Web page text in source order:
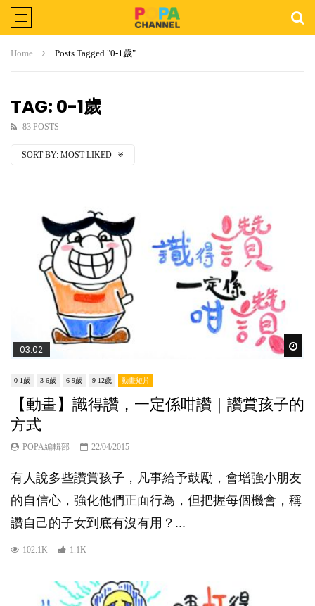
Home Posts Tagged "0-1歲"
TAG: 0-1歲
83 POSTS
SORT BY: MOST LIKED
03:02
0-1歲 3-6歲 6-9歲 9-12歲 動畫短片
【動畫】識得讚，一定係咁讚｜讚賞孩子的
方式
POPA編輯部 22/04/2015
有人說多些讚賞孩子，凡事給予鼓勵，會增強小朋友
的自信心，強化他們正面行為，但把握每個機會，稱
讚自己的子女到底有沒有用？...
102.1K 1.1K